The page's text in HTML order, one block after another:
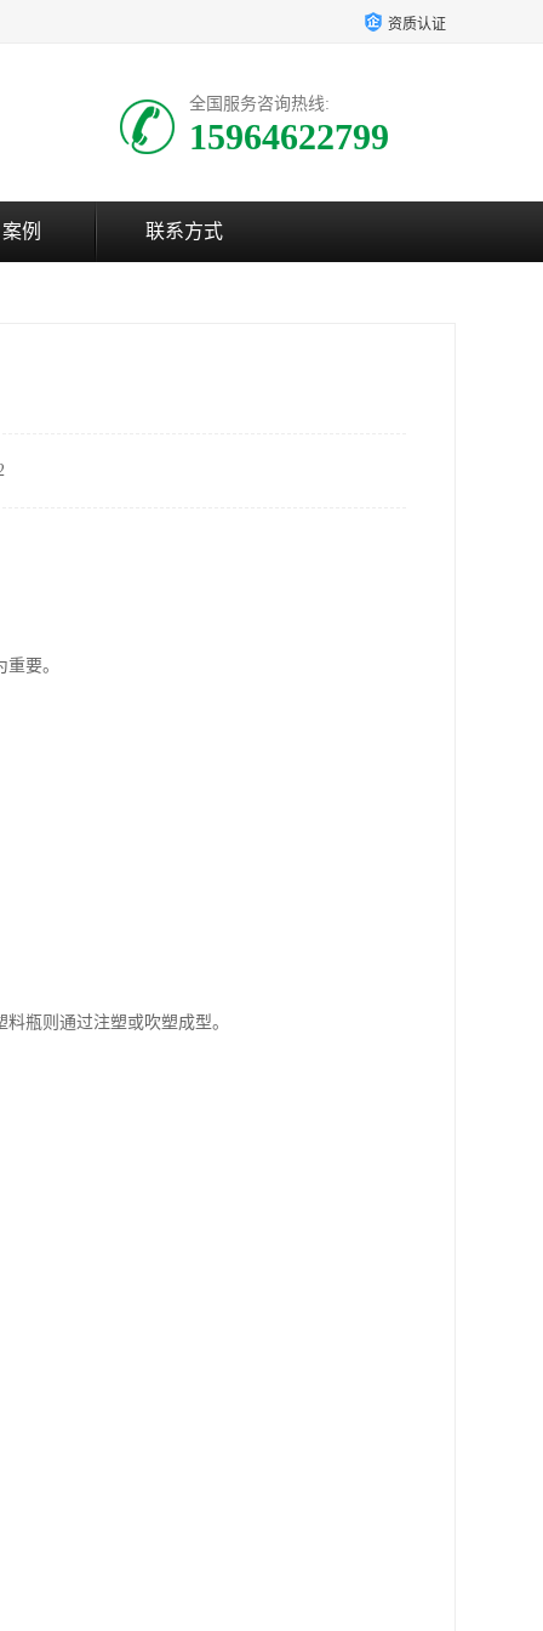
资质认证
全国服务咨询热线:
15964622799
例 联系方式
要。
瓶则通过注塑或吹塑成型。